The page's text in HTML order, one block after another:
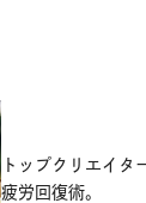
トップクリエイタ
疲労回復術。